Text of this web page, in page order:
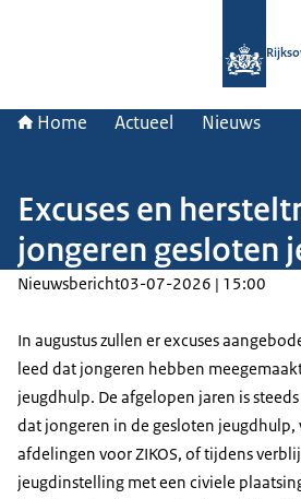
Home Actueel Nieuws
Excuses en
jongeren gesloten
Nieuwsbericht03-07-2026 | 15:00
In augustus zullen er excuses
leed dat jongeren hebben
jeugdhulp. De afgelopen jaren is
dat jongeren in de gesloten jeugdhulp,
afdelingen voor ZIKOS, of tijdens
jeugdinstelling met een civiele